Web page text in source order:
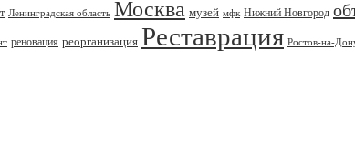
Ленинградская область Москва музей мфк Нижний Новгород
реновация реорганизация Реставрация Ростов-на-